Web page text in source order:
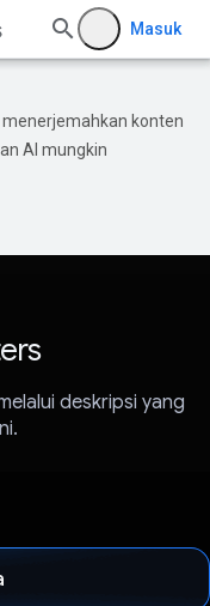
Masuk
konten
AI mungkin
deskripsi yang